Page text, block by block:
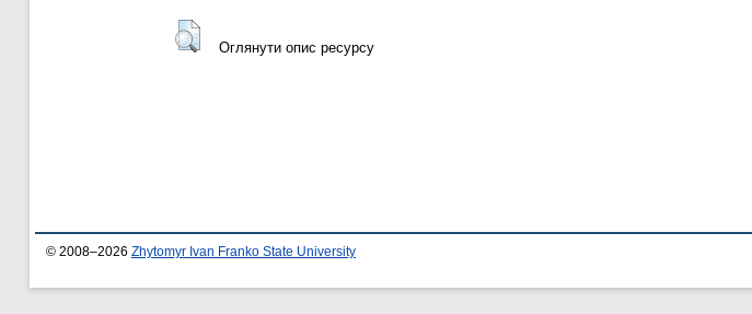
Оглянути опис ресурсу
© 2008–2026 Zhytomyr Ivan Franko State University